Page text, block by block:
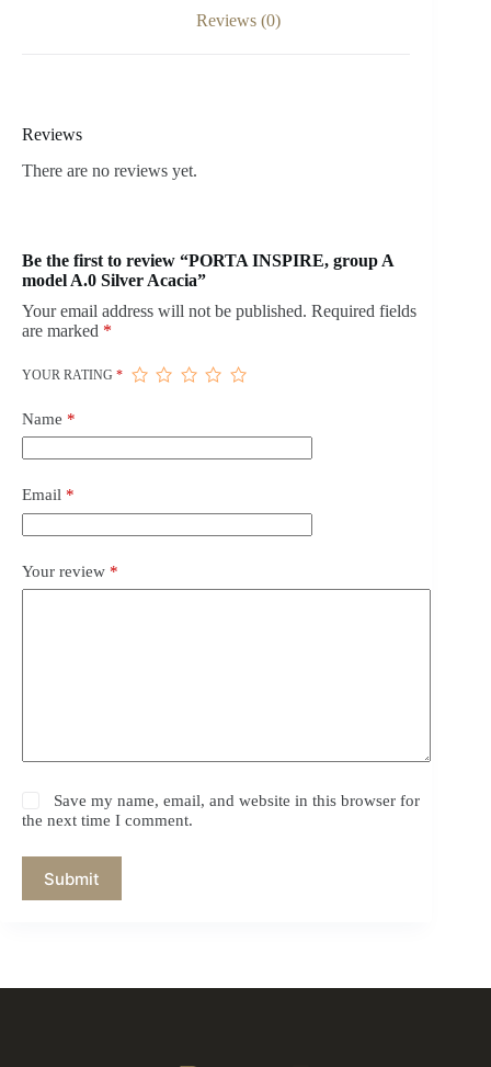
Reviews (0)
Reviews
There are no reviews yet.
Be the first to review “PORTA INSPIRE, group A
model A.0 Silver Acacia”
Your email address will not be published. Required fields
are marked *
YOUR RATING *
Name *
Email *
Your review *
Save my name, email, and website in this browser for
the next time I comment.
Submit